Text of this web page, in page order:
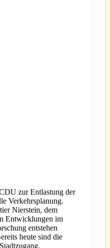
zur Entlastung der
Verkehrsplanung.
Nierstein, dem
Entwicklungen im
entstehen
heute sind die